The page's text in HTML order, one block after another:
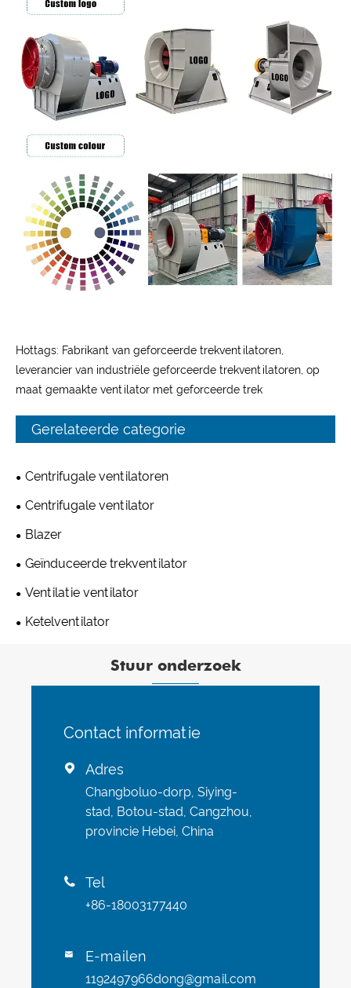
Hottags: Fabrikant van geforceerde trekventilatoren,
leverancier van industriële geforceerde trekventilatoren, op
maat gemaakte ventilator met geforceerde trek
Gerelateerde categorie
Centrifugale ventilatoren
Centrifugale ventilator
Blazer
Geïnduceerde trekventilator
Ventilatie ventilator
Ketelventilator
Stuur onderzoek
Contact informatie
 Adres
Changboluo-dorp, Siying-
stad, Botou-stad, Cangzhou,
provincie Hebei, China
 Tel
+86-18003177440
 E-mailen
1192497966dong@gmail.com